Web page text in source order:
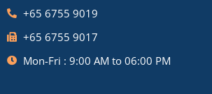
+65 6755 9019
+65 6755 9017
Mon-Fri : 9:00 AM to 06:00 PM